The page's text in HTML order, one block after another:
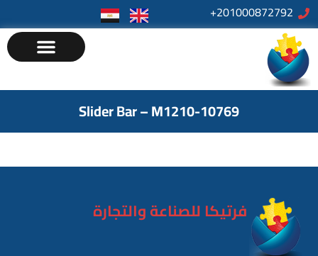
201000872792+
Slider Bar – M1210-10769
فرتيكا للصناعة والتجارة